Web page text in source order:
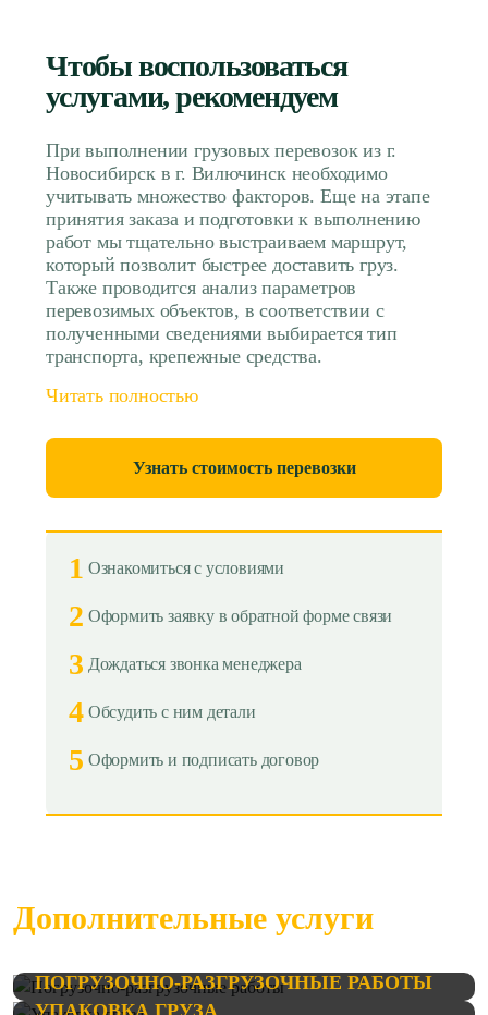
Чтобы воспользоваться
услугами, рекомендуем
При выполнении грузовых перевозок из г.
Новосибирск в г. Вилючинск необходимо
учитывать множество факторов. Еще на этапе
принятия заказа и подготовки к выполнению
работ мы тщательно выстраиваем маршрут,
который позволит быстрее доставить груз.
Также проводится анализ параметров
перевозимых объектов, в соответствии с
полученными сведениями выбирается тип
транспорта, крепежные средства.
Читать полностью
Узнать стоимость перевозки
1 Ознакомиться с условиями
2 Оформить заявку в обратной форме связи
3 Дождаться звонка менеджера
4 Обсудить с ним детали
5 Оформить и подписать договор
Дополнительные услуги
ПОГРУЗОЧНО-РАЗГРУЗОЧНЫЕ РАБОТЫ
УПАКОВКА ГРУЗА